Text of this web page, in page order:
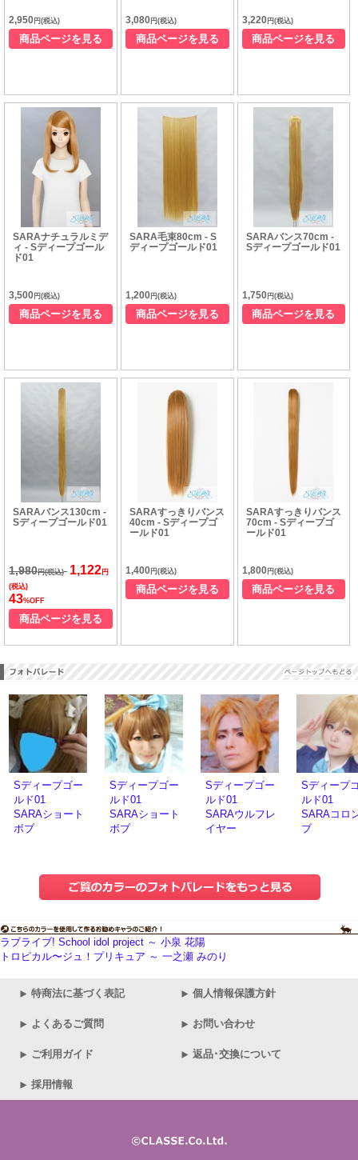
2,950 円(税込)
商品ページを見る
3,080円(税込)
商品ページを見る
3,220円(税込)
商品ページを見る
SARAナチュラルミデ
ィ - Sディープゴール
ド01
3,500 円(税込)
商品ページを見る
SARA毛束80cm - S
ディープゴールド01
1,200円(税込)
商品ページを見る
SARAバンス70cm -
Sディープゴールド01
1,750円(税込)
商品ページを見る
SARAバンス130cm -
Sディープゴールド01
1,980円(税込) 1,122 円
(税込)
43%OFF
商品ページを見る
SARAすっきりバンス
40cm - Sディープゴ
ールド01
1,400円(税込)
商品ページを見る
SARAすっきりバンス
70cm - Sディープゴ
ールド01
1,800円(税込)
商品ページを見る
Sディープゴー
ルド01
SARAショート
ボブ
Sディープゴー
ルド01
SARAショート
ボブ
Sディープゴー
ルド01
SARAウルフレ
イヤー
Sディープ
ルド01
SARAコロ
ブ
ラブライブ! School idol project ～ 小泉 花陽
トロピカル〜ジュ！プリキュア ～ 一之瀬 みのり
特商法に基づく表記 個人情報保護方針
よくあるご質問 お問い合わせ
ご利用ガイド 返品･交換について
採用情報